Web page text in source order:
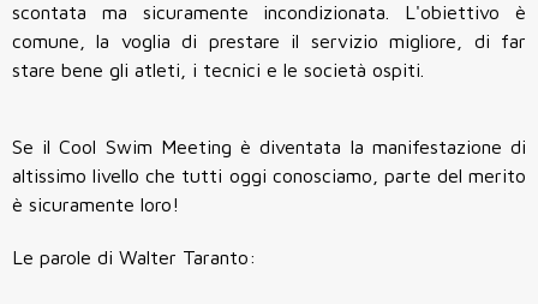
scontata ma sicuramente incondizionata. L'obiettivo è
comune, la voglia di prestare il servizio migliore, di far
stare bene gli atleti, i tecnici e le società ospiti.
Se il Cool Swim Meeting è diventata la manifestazione di
altissimo livello che tutti oggi conosciamo, parte del merito
è sicuramente loro!
Le parole di Walter Taranto: